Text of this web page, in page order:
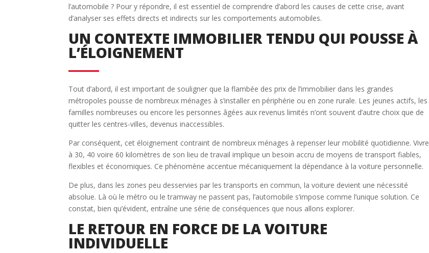
l’automobile ? Pour y répondre, il est essentiel de comprendre d’abord les causes de cette crise, avant
d’analyser ses effets directs et indirects sur les comportements automobiles.
UN CONTEXTE IMMOBILIER TENDU QUI POUSSE À
L’ÉLOIGNEMENT
Tout d’abord, il est important de souligner que la flambée des prix de l’immobilier dans les grandes
métropoles pousse de nombreux ménages à s’installer en périphérie ou en zone rurale. Les jeunes actifs, les
familles nombreuses ou encore les personnes âgées aux revenus limités n’ont souvent d’autre choix que de
quitter les centres-villes, devenus inaccessibles.
Par conséquent, cet éloignement contraint de nombreux ménages à repenser leur mobilité quotidienne. Vivre
à 30, 40 voire 60 kilomètres de son lieu de travail implique un besoin accru de moyens de transport fiables,
flexibles et économiques. Ce phénomène accentue mécaniquement la dépendance à la voiture personnelle.
De plus, dans les zones peu desservies par les transports en commun, la voiture devient une nécessité
absolue. Là où le métro ou le tramway ne passent pas, l’automobile s’impose comme l’unique solution. Ce
constat, bien qu’évident, entraîne une série de conséquences que nous allons explorer.
LE RETOUR EN FORCE DE LA VOITURE
INDIVIDUELLE